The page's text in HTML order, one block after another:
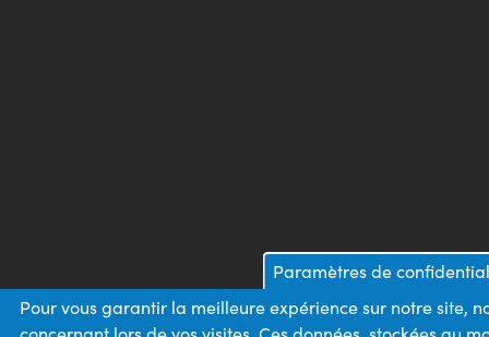
Paramètres de
Pour vous garantir la meilleure expérience sur notre site,